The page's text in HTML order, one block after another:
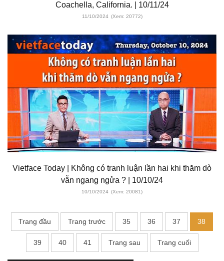
Coachella, California. | 10/11/24
11/10/2024 (Xem: 20772)
Vietface Today | Không có tranh luận lần hai khi thăm dò
vẫn ngang ngửa ? | 10/10/24
10/10/2024 (Xem: 20081)
Trang đầu Trang trước 35 36 37 38
39 40 41 Trang sau Trang cuối